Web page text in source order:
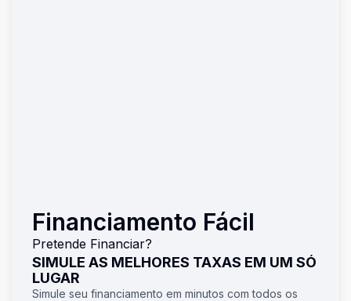
Financiamento Fácil
Pretende Financiar?
SIMULE AS MELHORES TAXAS EM UM SÓ
LUGAR
Simule seu financiamento em minutos com todos os